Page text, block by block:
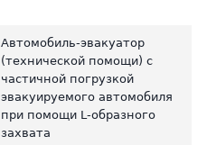
Автомобиль-эвакуатор
(технической помощи) с
частичной погрузкой
эвакуируемого автомобиля
при помощи L-образного
захвата